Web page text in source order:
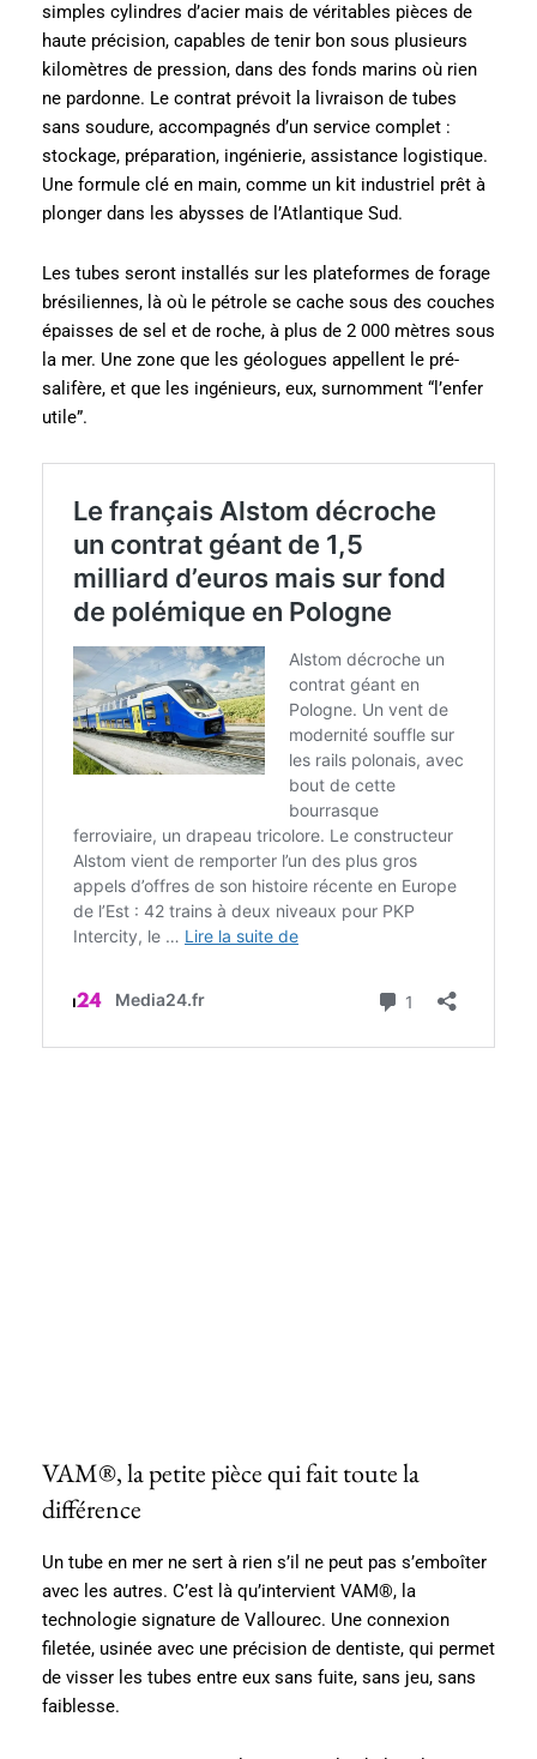
simples cylindres d’acier mais de véritables pièces de
haute précision, capables de tenir bon sous plusieurs
kilomètres de pression, dans des fonds marins où rien
ne pardonne. Le contrat prévoit la livraison de tubes
sans soudure, accompagnés d’un service complet :
stockage, préparation, ingénierie, assistance logistique.
Une formule clé en main, comme un kit industriel prêt à
plonger dans les abysses de l’Atlantique Sud.
Les tubes seront installés sur les plateformes de forage
brésiliennes, là où le pétrole se cache sous des couches
épaisses de sel et de roche, à plus de 2 000 mètres sous
la mer. Une zone que les géologues appellent le pré-
salifère, et que les ingénieurs, eux, surnomment “l’enfer
utile”.
VAM®, la petite pièce qui fait toute la
différence
Un tube en mer ne sert à rien s’il ne peut pas s’emboîter
avec les autres. C’est là qu’intervient VAM®, la
technologie signature de Vallourec. Une connexion
filetée, usinée avec une précision de dentiste, qui permet
de visser les tubes entre eux sans fuite, sans jeu, sans
faiblesse.